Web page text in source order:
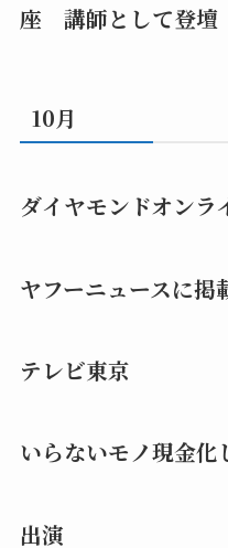
座 講師として登壇
10月
ダイヤモンドオンラ
ヤフーニュースに掲
テレビ東京
いらないモノ現金化
出演